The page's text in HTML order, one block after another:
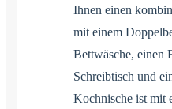
Ihnen einen
mit einem
Bettwäsche, einen
Schreibtisch und
Kochnische ist mit